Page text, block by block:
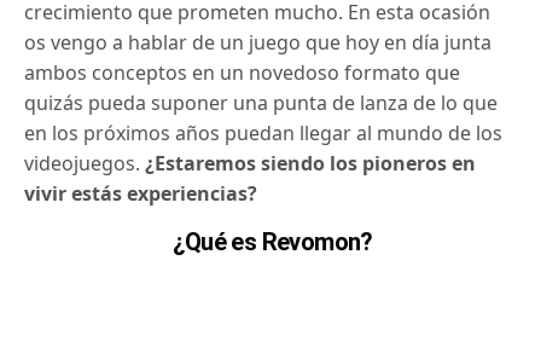
crecimiento que prometen mucho. En esta ocasión
os vengo a hablar de un juego que hoy en día junta
ambos conceptos en un novedoso formato que
quizás pueda suponer una punta de lanza de lo que
en los próximos años puedan llegar al mundo de los
videojuegos. ¿Estaremos siendo los pioneros en
vivir estás experiencias?
¿Qué es Revomon?